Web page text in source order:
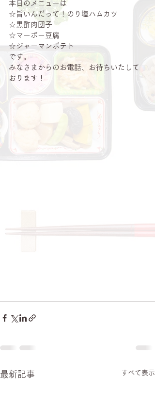
本日のメニューは
☆旨いんだって！のり塩ハムカツ
☆黒酢肉団子
☆マーボー豆腐
☆ジャーマンポテト
です。
みなさまからのお電話、お待ちいたして
おります！
最新記事 すべて表示